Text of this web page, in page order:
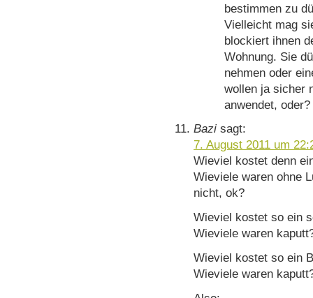
bestimmen zu
Vielleicht mag
blockiert ihnen
Wohnung. Sie
nehmen oder
wollen ja sicher
anwendet, oder?
Bazi sagt:
7. August 2011 um
Wieviel kostet denn
Wieviele waren ohne
nicht, ok?
Wieviel kostet so ein
Wieviele waren
Wieviel kostet so ein
Wieviele waren